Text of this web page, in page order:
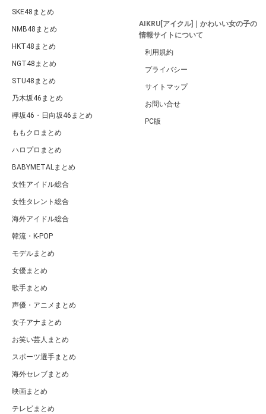
SKE48まとめ
NMB48まとめ
HKT48まとめ
NGT48まとめ
STU48まとめ
乃木坂46まとめ
欅坂46・日向坂46まとめ
ももクロまとめ
ハロプロまとめ
BABYMETALまとめ
女性アイドル総合
女性タレント総合
海外アイドル総合
韓流・K-POP
モデルまとめ
女優まとめ
歌手まとめ
声優・アニメまとめ
女子アナまとめ
お笑い芸人まとめ
スポーツ選手まとめ
海外セレブまとめ
映画まとめ
テレビまとめ
AIKRU[アイクル]｜かわいい女の子の
情報サイトについて
利用規約
プライバシー
サイトマップ
お問い合せ
PC版